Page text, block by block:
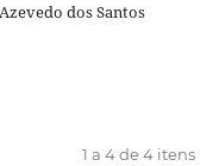
dos Santos
1 a 4 de 4 itens